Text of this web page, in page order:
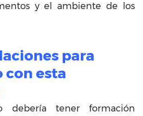
y el ambiente de los
para
con esta
debería tener formación